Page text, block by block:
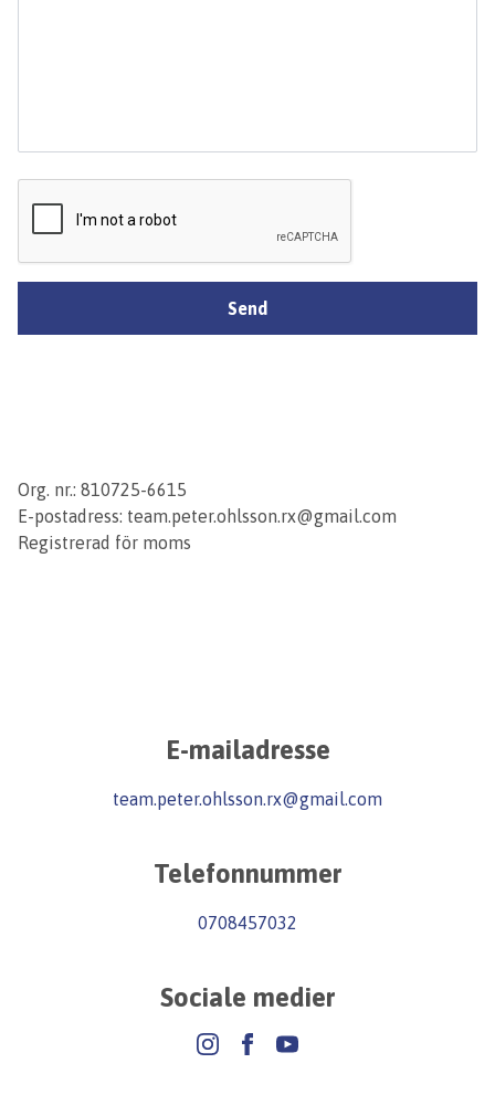
Send
Org. nr.: 810725-6615
E-postadress: team.peter.ohlsson.rx@gmail.com
Registrerad för moms
E-mailadresse
team.peter.ohlsson.rx@gmail.com
Telefonnummer
0708457032
Sociale medier